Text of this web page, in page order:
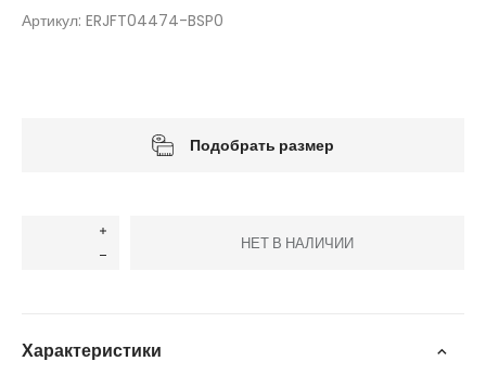
Артикул: ERJFT04474-BSP0
Подобрать размер
НЕТ В НАЛИЧИИ
Характеристики